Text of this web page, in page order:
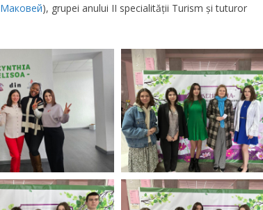
), grupei anului II specialității Turism și tuturor